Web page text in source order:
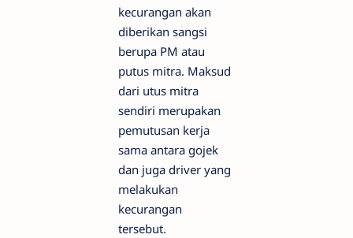
kecurangan akan
diberikan sangsi
berupa PM atau
putus mitra. Maksud
dari utus mitra
sendiri merupakan
pemutusan kerja
sama antara gojek
dan juga driver yang
melakukan
kecurangan
tersebut.